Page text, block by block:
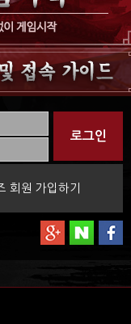
회원 가입하기